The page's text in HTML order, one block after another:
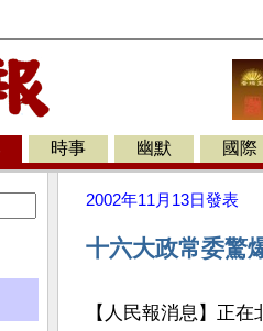
時事 幽默 國際
2002年11月13日發表
十六大政常委驚
【人民報消息】 正在